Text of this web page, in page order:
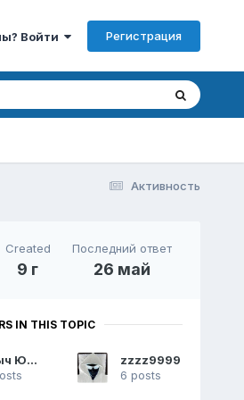
Войти Регистрация
Активность
Created
9 г
Последний ответ
26 май
IN THIS TOPIC
Геныч Юрич
zzzz9999
6 posts